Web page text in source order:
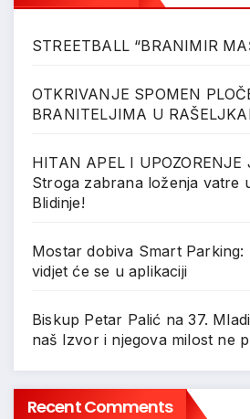
STREETBALL “BRANIMIR
OTKRIVANJE SPOMEN
BRANITELJIMA U
HITAN APEL I UPOZORENJE
Stroga zabrana loženja vatre
Blidinje!
Mostar dobiva Smart Parking:
vidjet će se u aplikaciji
Biskup Petar Palić na 37.
naš Izvor i njegova milost ne
Recent Comments